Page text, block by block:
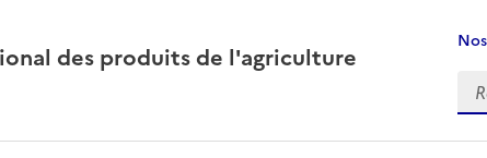
des produits de l'agriculture